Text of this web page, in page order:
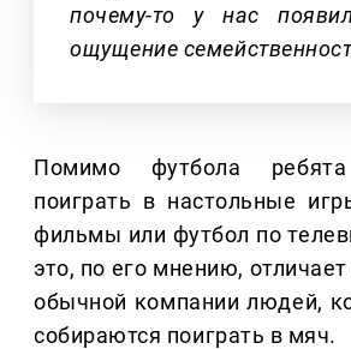
почему-то у нас
ощущение
Помимо футбола ребята
поиграть в настольные
фильмы или футбол по
это, по его мнению,
обычной компании людей,
собираются поиграть в мяч.